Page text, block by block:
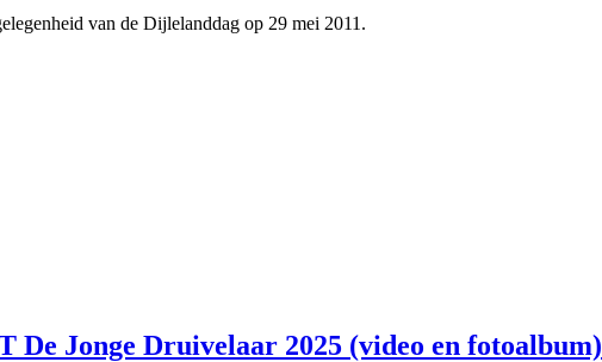
van de Dijlelanddag op 29 mei 2011.
De Jonge Druivelaar 2025 (video en fotoalbum)